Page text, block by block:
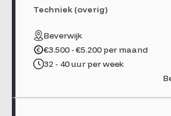
Techniek (overig)
Beverwijk
€3.500 - €5.200 per maand
32 - 40 uur per week